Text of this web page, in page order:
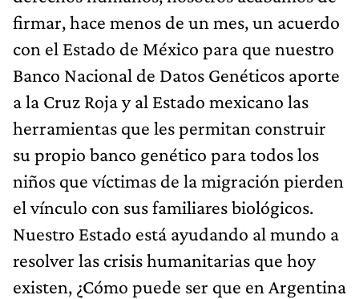
firmar, hace menos de un mes, un acuerdo
con el Estado de México para que nuestro
Banco Nacional de Datos Genéticos aporte
a la Cruz Roja y al Estado mexicano las
herramientas que les permitan construir
su propio banco genético para todos los
niños que víctimas de la migración pierden
el vínculo con sus familiares biológicos.
Nuestro Estado está ayudando al mundo a
resolver las crisis humanitarias que hoy
existen, ¿Cómo puede ser que en Argentina